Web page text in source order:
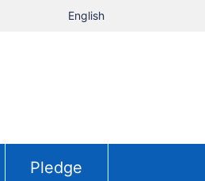
English
Pledge